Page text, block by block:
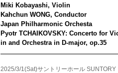
Miki Kobayashi, Violin
Kahchun WONG, Conductor
Japan Philharmonic Orchesta
Pyotr TCHAIKOVSKY: Concerto for
in and Orchestra in D-major, op.35
2025/3/1(Sat)サントリーホール SUNTORY